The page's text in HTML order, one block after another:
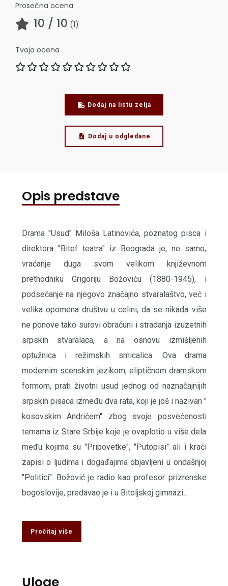
Prosečna ocena
10 / 10 (1)
Tvoja ocena
Dodaj na listu zelja
Dodaj u odgledane
Opis predstave
Drama "Usud" Miloša Latinovića, poznatog pisca i
direktora "Bitef teatra" iz Beograda je, ne samo,
vraćanje duga svom velikom književnom
prethodniku Grigoriju Božoviću (1880-1945), i
podsećanje na njegovo značajno stvaralaštvo, već i
velika opomena društvu u celini, da se nikada više
ne ponove tako surovi obračuni i stradanja izuzetnih
srpskih stvaralaca, a na osnovu izmišljenih
optužnica i režimskih smicalica. Ova drama
modernim scenskim jezikom, eliptičnom dramskom
formom, prati životni usud jednog od naznačajnijih
srpskih pisaca između dva rata, koji je još i nazivan "
kosovskim Andrićem" zbog svoje posvećenosti
temama iz Stare Srbije koje je ovaplotio u više dela
među kojima su "Pripovetke", "Putopisi" ali i kraći
zapisi o ljudima i događajima objavljeni u ondašnjoj
"Politici". Božović je radio kao profesor prizrenske
bogoslovije, predavao je i u Bitoljskoj gimnazi...
Pročitaj više
Uloge